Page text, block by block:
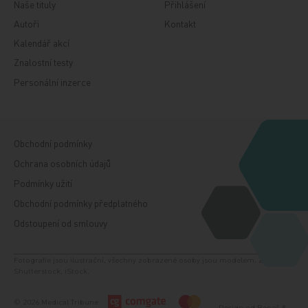
Naše tituly
Autoři
Kalendář akcí
Znalostní testy
Personální inzerce
Přihlášení
Kontakt
Obchodní podmínky
Ochrana osobních údajů
Podmínky užití
Obchodní podmínky předplatného
Odstoupení od smlouvy